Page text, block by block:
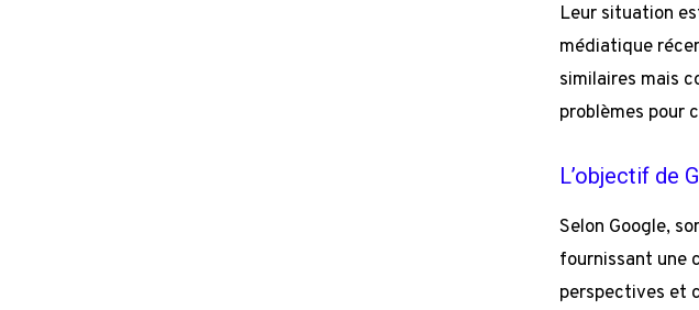
Leur situation
médiatique
similaires mais
problèmes pour
L’objectif de
Selon Google,
fournissant une
perspectives et